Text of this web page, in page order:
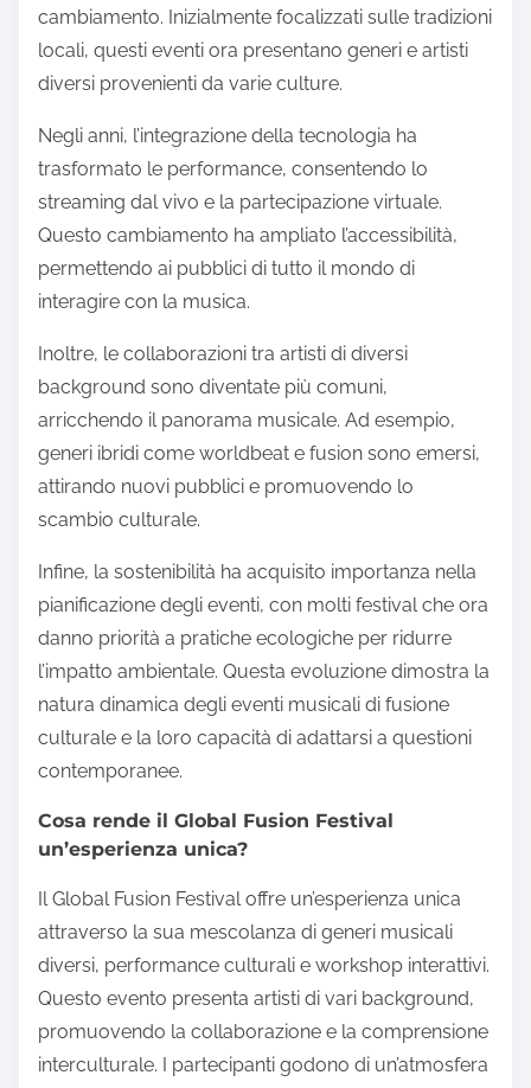
cambiamento. Inizialmente focalizzati sulle tradizioni
locali, questi eventi ora presentano generi e artisti
diversi provenienti da varie culture.
Negli anni, l’integrazione della tecnologia ha
trasformato le performance, consentendo lo
streaming dal vivo e la partecipazione virtuale.
Questo cambiamento ha ampliato l’accessibilità,
permettendo ai pubblici di tutto il mondo di
interagire con la musica.
Inoltre, le collaborazioni tra artisti di diversi
background sono diventate più comuni,
arricchendo il panorama musicale. Ad esempio,
generi ibridi come worldbeat e fusion sono emersi,
attirando nuovi pubblici e promuovendo lo
scambio culturale.
Infine, la sostenibilità ha acquisito importanza nella
pianificazione degli eventi, con molti festival che ora
danno priorità a pratiche ecologiche per ridurre
l’impatto ambientale. Questa evoluzione dimostra la
natura dinamica degli eventi musicali di fusione
culturale e la loro capacità di adattarsi a questioni
contemporanee.
Cosa rende il Global Fusion Festival
un’esperienza unica?
Il Global Fusion Festival offre un’esperienza unica
attraverso la sua mescolanza di generi musicali
diversi, performance culturali e workshop interattivi.
Questo evento presenta artisti di vari background,
promuovendo la collaborazione e la comprensione
interculturale. I partecipanti godono di un’atmosfera